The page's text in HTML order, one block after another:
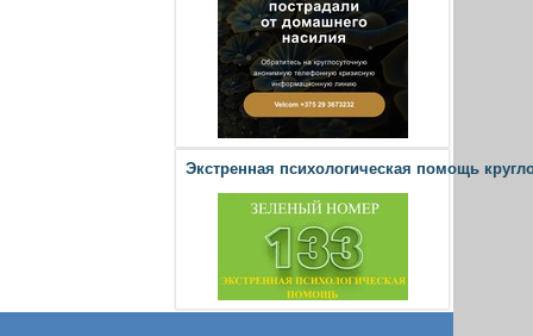
Экстренная психологическая помощь